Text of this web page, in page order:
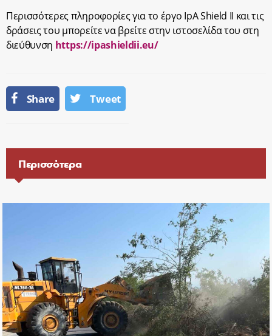
Περισσότερες πληροφορίες για το έργο IpA Shield II και τις
δράσεις του μπορείτε να βρείτε στην ιστοσελίδα του στη
διεύθυνση https://ipashieldii.eu/
Share Tweet
Περισσότερα